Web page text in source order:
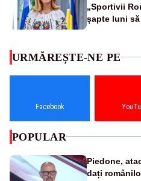
„Sportivii
șapte luni
URMĂREȘTE-NE PE
Facebook
POPULAR
Piedone,
dați